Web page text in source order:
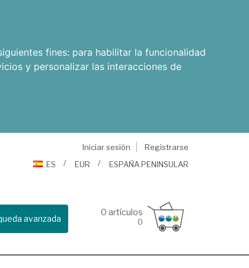
fines: para habilitar la funcionalidad
y personalizar las interacciones de
Iniciar sesión
Registrarse
ES
EUR ESPAÑA PENINSULAR
avanzada
0 artículos
0